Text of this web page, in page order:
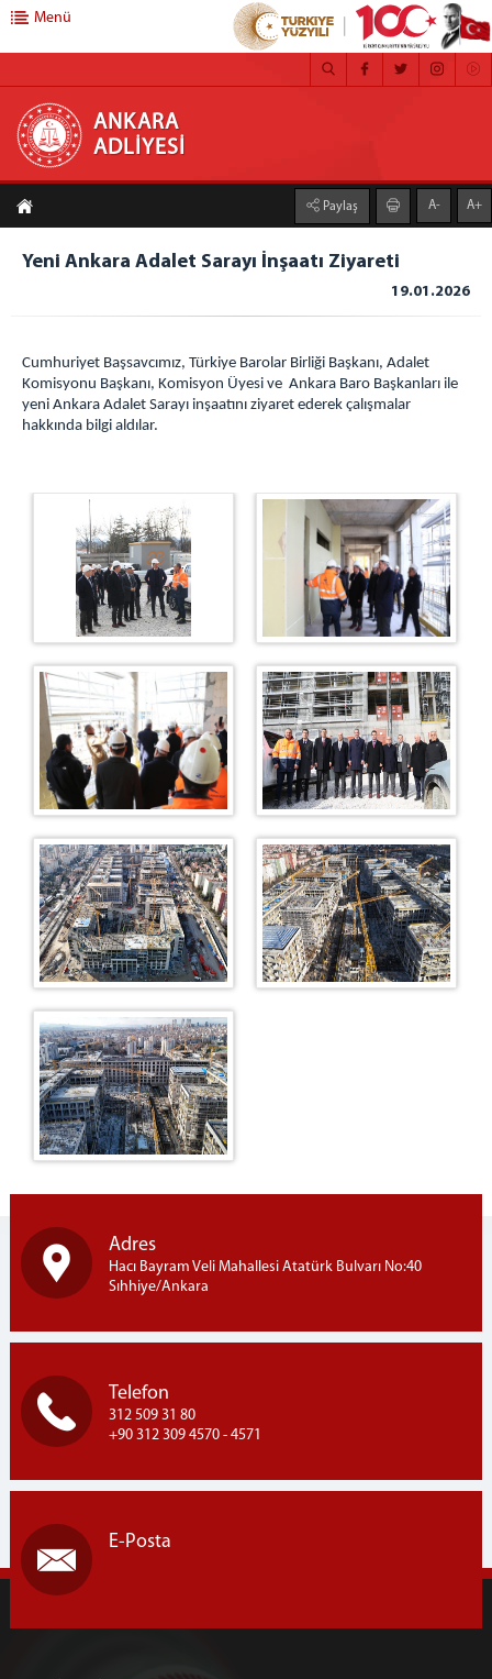
ANKARA ADLİYESİ
ANASAYFA
ADLİYEMİZ
MEDYA İLETİŞİM BÜROSU
ÇALIŞMA YÖNERGESİ
CEZA İNFAZ KURUMLARI
MAHKEMELER
KOMİSYON
İCRA DAİRELERİ BŞK.
İCRA DAİRELERİ BAŞKANLIĞI
İCRA DAİRELERİ IBAN NUMARALARI
ANKARA İCRA DAİRELERİ-İLETİŞİM
ULAŞIM/İLETİŞİM
Menü
ANKARA
ADLİYESİ
Paylaş A- A+
Yeni Ankara Adalet Sarayı İnşaatı Ziyareti
19.01.2026
Cumhuriyet Başsavcımız, Türkiye Barolar Birliği Başkanı, Adalet
Komisyonu Başkanı, Komisyon Üyesi ve Ankara Baro Başkanları ile
yeni Ankara Adalet Sarayı inşaatını ziyaret ederek çalışmalar
hakkında bilgi aldılar.
Adres
Hacı Bayram Veli Mahallesi Atatürk Bulvarı No:40
Sıhhiye/Ankara
Telefon
312 509 31 80
+90 312 309 4570 - 4571
E-Posta